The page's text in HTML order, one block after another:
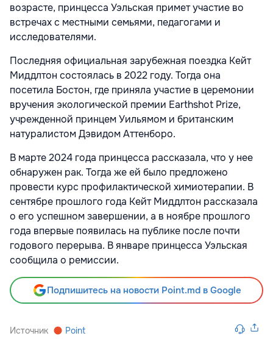
возрасте, принцесса Уэльская примет участие во
встречах с местными семьями, педагогами и
исследователями.
Последняя официальная зарубежная поездка Кейт
Миддлтон состоялась в 2022 году. Тогда она
посетила Бостон, где приняла участие в церемонии
вручения экологической премии Earthshot Prize,
учрежденной принцем Уильямом и британским
натуралистом Дэвидом Аттенборо.
В марте 2024 года принцесса рассказала, что у нее
обнаружен рак. Тогда же ей было предложено
провести курс профилактической химиотерапии. В
сентябре прошлого года Кейт Миддлтон рассказала
о его успешном завершении, а в ноябре прошлого
года впервые появилась на публике после почти
годового перерыва. В январе принцесса Уэльская
сообщила о ремиссии.
Подпишитесь на новости Point.md в Google
Источник Point